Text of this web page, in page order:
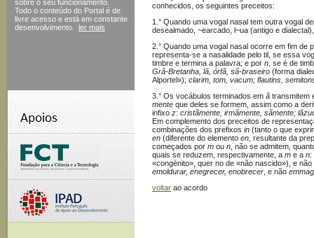
sobre o seu funcionamento.
Todo o conteúdo do Portal é de
livre acesso e está em constante
desenvolvimento.
ler mais
conhecidos, os seguintes preceitos:
1.° Quando uma vogal nasal tem outra vogal
desealmado, ~earcado, l~ua (antigo e
2.° Quando uma vogal nasal ocorre em fim de
representa-se a nasalidade pelo til, se essa
timbre e termina a palavra; e por n , se é de
Grã-Bretanha, lã, órfã, sã-braseiro (forma
Alportel»); clarim, tom, vacum; flautins,
3.° Os vocábulos terminados em ã transmitem
mente que deles se formem, assim como a
infixo z: cristãmente, irmãmente, sãmente;
Em complemento dos preceitos de
combinações dos prefixos in (tanto o que
en (diferente do elemento en , resultante da
começados por m ou n , não se admitem,
quais se reduzem, respectivamente, a m e a n:
«congénito», quer no de «não nascido»), e não
emoldurar, enegrecer, enobrecer , e não
voltar ao acordo